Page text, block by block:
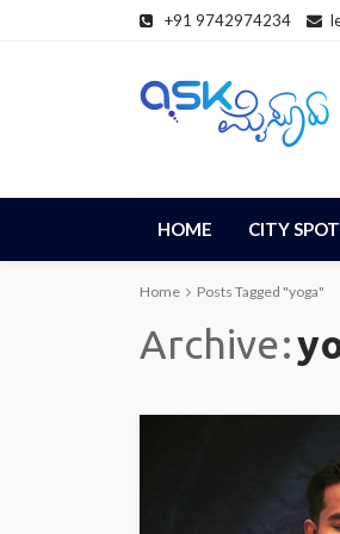
+91 9742974234
HOME CITY
Home Posts Tagged "yoga"
Archive